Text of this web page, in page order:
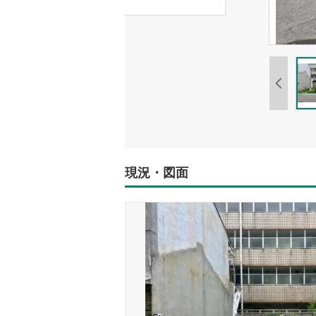
現況・図面